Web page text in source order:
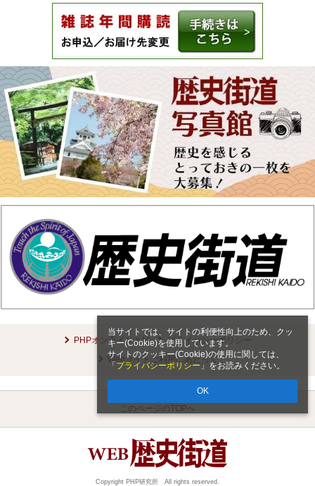
当サイトでは、サイトの利便性向上のため、クッ
キー(Cookie)を使用しています。
サイトのクッキー(Cookie)の使用に関しては、
「 プライバシーポリシー 」をお読みください。
OK
PHPオンラインとは
プライバシーポリシー
Webサイトご利用にあたって
このページのTOPへ
Copyright PHP研究所 All rights reserved.